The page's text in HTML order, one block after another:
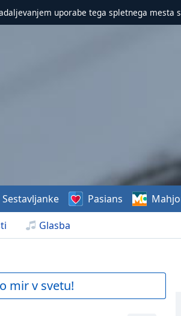
uporabe tega spletnega mesta
Glasba
Sestavljanke Pasians
mir v svetu!